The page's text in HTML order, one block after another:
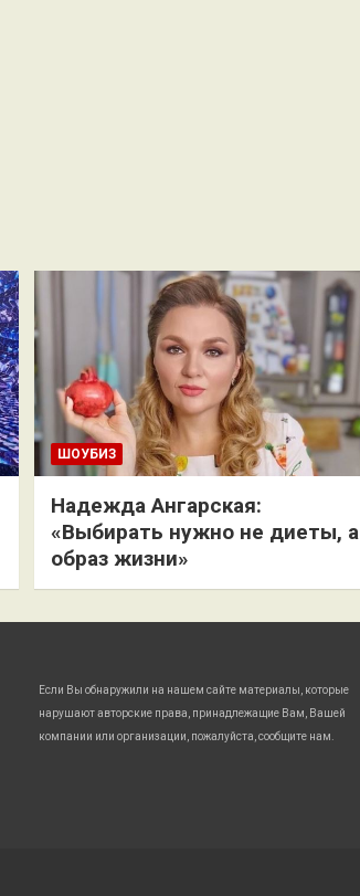
ШОУБИЗ
Надежда Ангарская:
«Выбирать нужно не диеты, а
образ жизни»
Если Вы обнаружили на нашем сайте материалы, которые
нарушают авторские права, принадлежащие Вам, Вашей
компании или организации, пожалуйста, сообщите нам.